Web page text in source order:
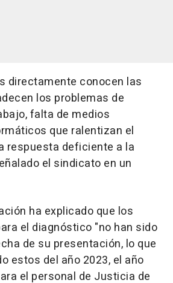
directamente conocen las
los problemas de
falta de medios
que ralentizan el
respuesta deficiente a la
el sindicato en un
ha explicado que los
el diagnóstico "no han sido
de su presentación, lo que
estos del año 2023, el año
el personal de Justicia de